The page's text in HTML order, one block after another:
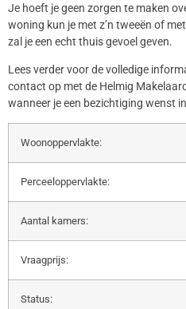
Je hoeft je geen zorgen te maken
woning kun je met z’n tweeën of
zal je een echt thuis gevoel geven.
Lees verder voor de volledige
contact op met de Helmig
wanneer je een bezichtiging wenst
Woonoppervlakte:
Perceeloppervlakte:
Aantal kamers:
Vraagprijs:
Status: